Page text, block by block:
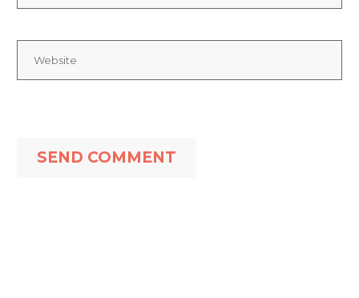
SEND COMMENT